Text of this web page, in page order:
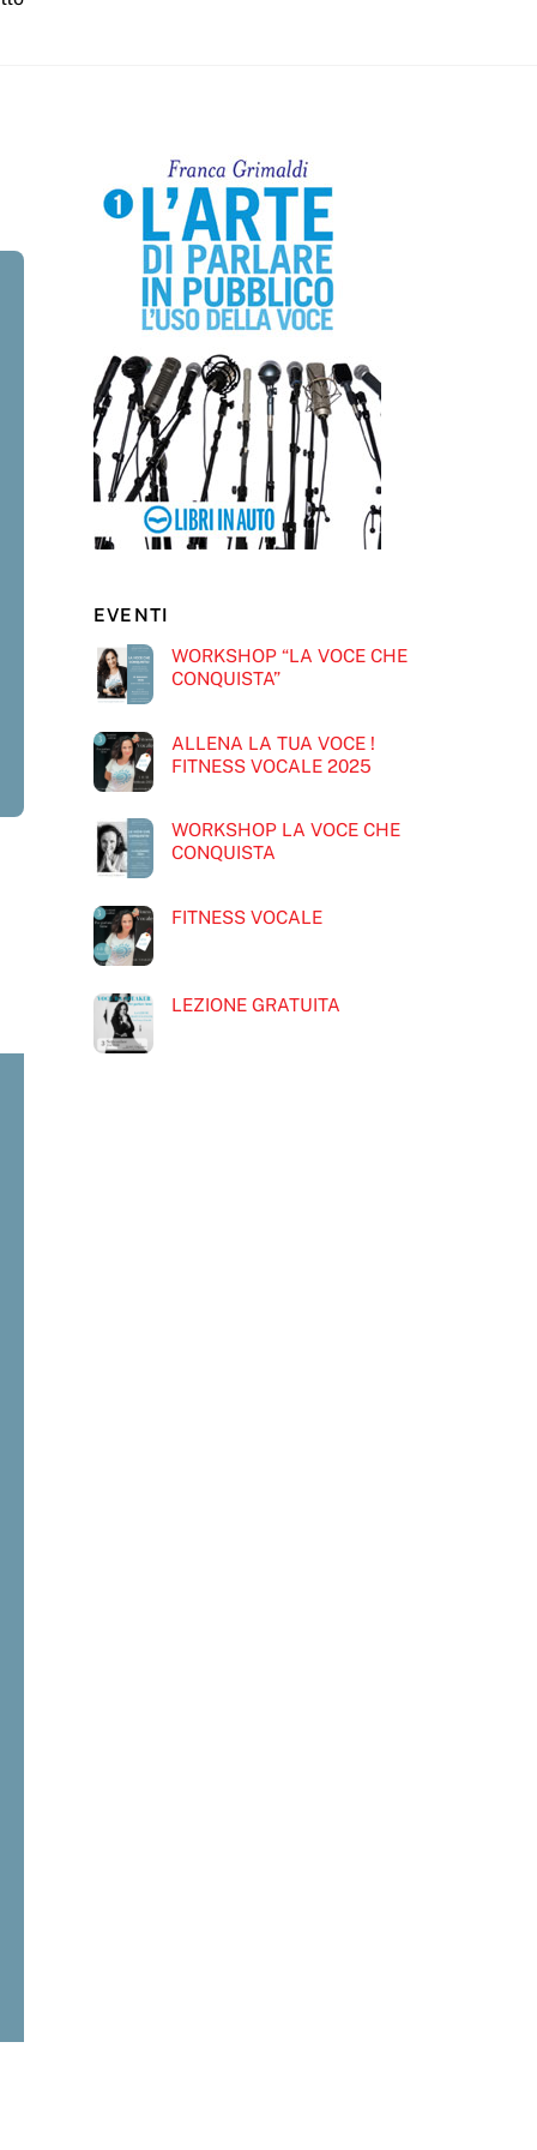
EVENTI
WORKSHOP “LA VOCE CHE
CONQUISTA”
ALLENA LA TUA VOCE !
FITNESS VOCALE 2025
WORKSHOP LA VOCE CHE
CONQUISTA
FITNESS VOCALE
LEZIONE GRATUITA